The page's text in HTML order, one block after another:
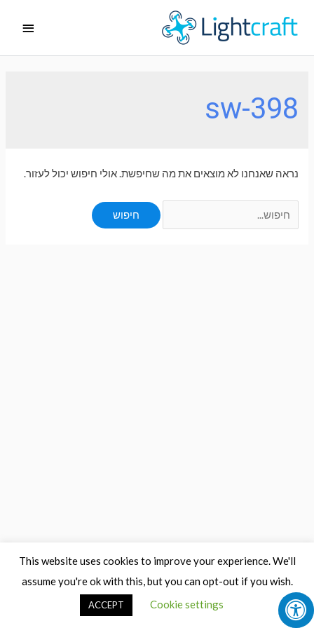
לתוכן
ראשי
sw-398
נראה שאנחנו לא מוצאים את מה שחיפשת. אולי חיפוש יכול לעזור.
for:
This website uses cookies to improve your experience. We'll
assume you're ok with this, but you can opt-out if you wish.
Cookie settings
ACCEPT